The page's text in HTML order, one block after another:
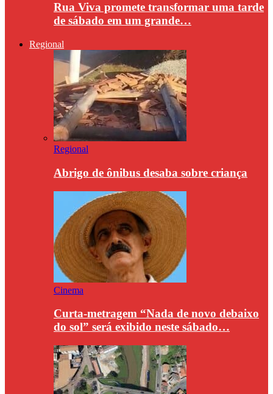
Rua Viva promete transformar uma tarde
de sábado em um grande…
Regional
Regional
Abrigo de ônibus desaba sobre criança
Cinema
Curta-metragem “Nada de novo debaixo
do sol” será exibido neste sábado…